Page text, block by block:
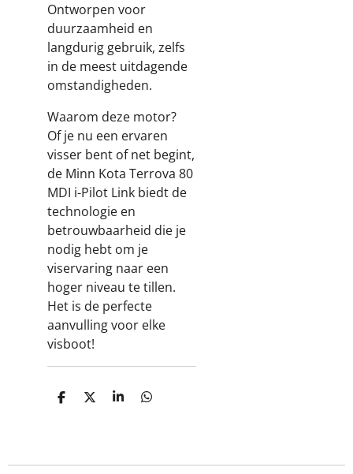
Ontworpen voor
duurzaamheid en
langdurig gebruik, zelfs
in de meest uitdagende
omstandigheden.
Waarom deze motor?
Of je nu een ervaren
visser bent of net begint,
de Minn Kota Terrova 80
MDI i-Pilot Link biedt de
technologie en
betrouwbaarheid die je
nodig hebt om je
viservaring naar een
hoger niveau te tillen.
Het is de perfecte
aanvulling voor elke
visboot!
D
D
S
D